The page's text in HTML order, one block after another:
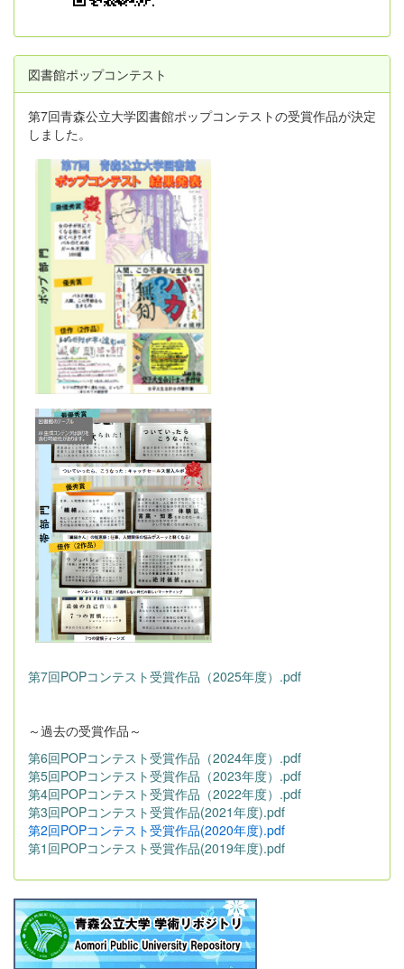
図書館ポップコンテスト
第7回青森公立大学図書館ポップコンテストの受賞作品が決定
しました。
第7回POPコンテスト受賞作品（2025年度）.pdf
～過去の受賞作品～
第6回POPコンテスト受賞作品（2024年度）.pdf
第5回POPコンテスト受賞作品（2023年度）.pdf
第4回POPコンテスト受賞作品（2022年度）.pdf
第3回POPコンテスト受賞作品(2021年度).pdf
第2回POPコンテスト受賞作品(2020年度).pdf
第1回POPコンテスト受賞作品(2019年度).pdf